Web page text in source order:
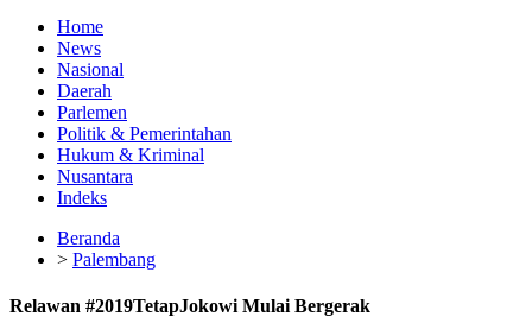
Home
News
Nasional
Daerah
Parlemen
Politik & Pemerintahan
Hukum & Kriminal
Nusantara
Indeks
Beranda
> Palembang
Relawan #2019TetapJokowi Mulai Bergerak